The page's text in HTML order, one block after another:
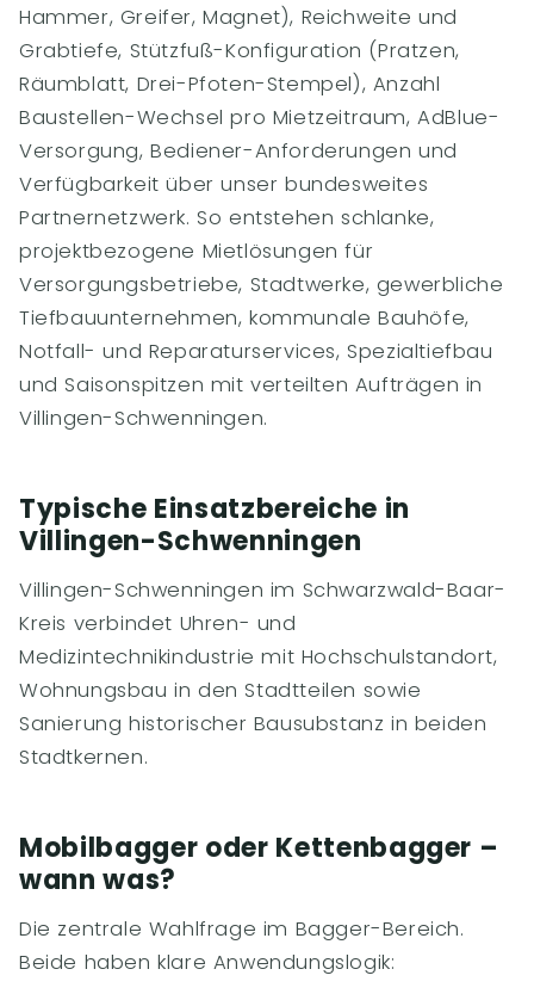
Hammer, Greifer, Magnet), Reichweite und
Grabtiefe, Stützfuß-Konfiguration (Pratzen,
Räumblatt, Drei-Pfoten-Stempel), Anzahl
Baustellen-Wechsel pro Mietzeitraum, AdBlue-
Versorgung, Bediener-Anforderungen und
Verfügbarkeit über unser bundesweites
Partnernetzwerk. So entstehen schlanke,
projektbezogene Mietlösungen für
Versorgungsbetriebe, Stadtwerke, gewerbliche
Tiefbauunternehmen, kommunale Bauhöfe,
Notfall- und Reparaturservices, Spezialtiefbau
und Saisonspitzen mit verteilten Aufträgen in
Villingen-Schwenningen.
Typische Einsatzbereiche in
Villingen-Schwenningen
Villingen-Schwenningen im Schwarzwald-Baar-
Kreis verbindet Uhren- und
Medizintechnikindustrie mit Hochschulstandort,
Wohnungsbau in den Stadtteilen sowie
Sanierung historischer Bausubstanz in beiden
Stadtkernen.
Mobilbagger oder Kettenbagger –
wann was?
Die zentrale Wahlfrage im Bagger-Bereich.
Beide haben klare Anwendungslogik: